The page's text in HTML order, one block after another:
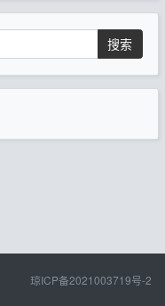
搜索
琼ICP备2021003719号-2